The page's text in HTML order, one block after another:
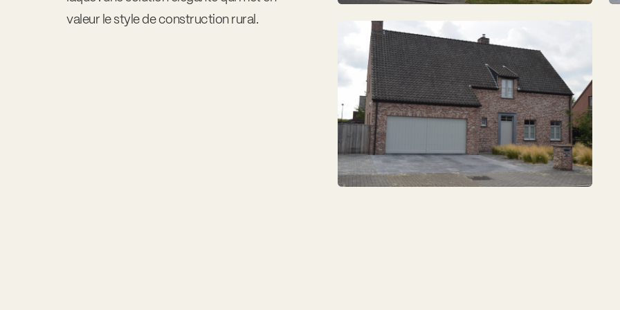
valeur le style de construction rural.